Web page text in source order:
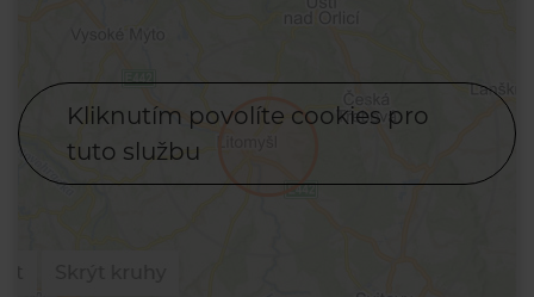
Kliknutím povolíte cookies pro
tuto službu